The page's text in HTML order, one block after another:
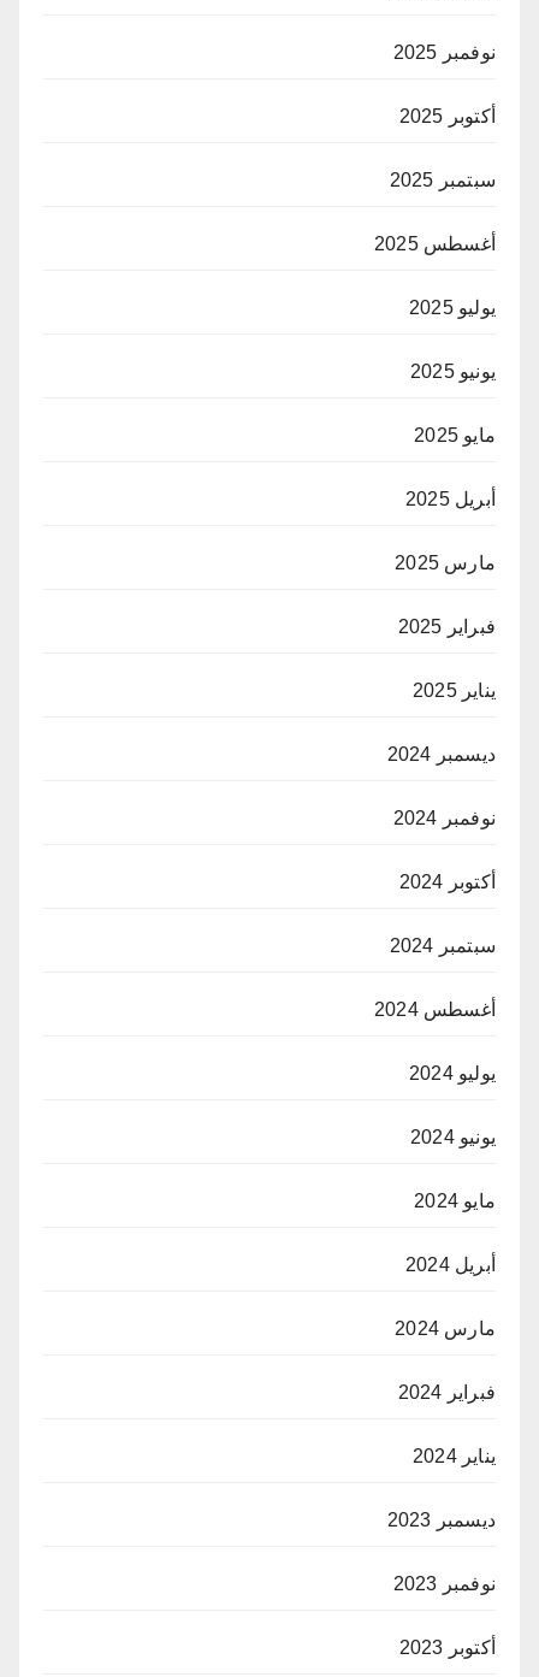
نوفمبر 2025
أكتوبر 2025
سبتمبر 2025
أغسطس 2025
يوليو 2025
يونيو 2025
مايو 2025
أبريل 2025
مارس 2025
فبراير 2025
يناير 2025
ديسمبر 2024
نوفمبر 2024
أكتوبر 2024
سبتمبر 2024
أغسطس 2024
يوليو 2024
يونيو 2024
مايو 2024
أبريل 2024
مارس 2024
فبراير 2024
يناير 2024
ديسمبر 2023
نوفمبر 2023
أكتوبر 2023